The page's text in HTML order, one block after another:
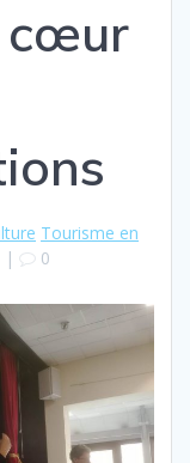
cœur
Tourisme en
| 0